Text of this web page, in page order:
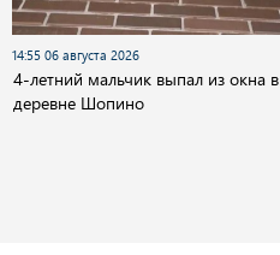
14:55 06 августа 2026
4-летний мальчик выпал из окна в
деревне Шопино